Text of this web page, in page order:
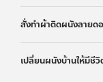
สั่งทำผ้าติดผนังลายด
เปลี่ยนผนังบ้านให้มีชี